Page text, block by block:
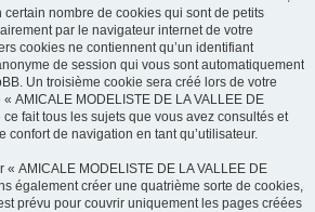
certain nombre de cookies qui sont de petits
par le navigateur internet de votre
cookies ne contiennent qu’un identifiant
de session qui vous sont automatiquement
Un troisième cookie sera créé lors de votre
AMICALE MODELISTE DE LA VALLEE DE
ce fait tous les sujets que vous avez consultés et
confort de navigation en tant qu’utilisateur.
« AMICALE MODELISTE DE LA VALLEE DE
également créer une quatrième sorte de cookies,
prévu pour couvrir uniquement les pages créées